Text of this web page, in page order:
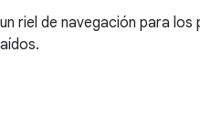
riel de navegación para